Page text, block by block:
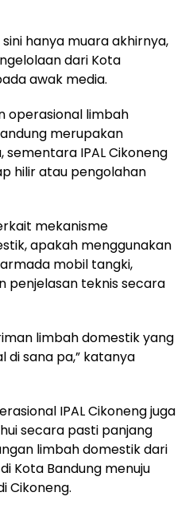
hanya muara akhirnya,
dari Kota
awak media.
operasional limbah
merupakan
sementara IPAL Cikoneng
hilir atau pengolahan
mekanisme
apakah menggunakan
mobil tangki,
penjelasan teknis secara
limbah domestik yang
di sana pa,” katanya
IPAL Cikoneng juga
secara pasti panjang
limbah domestik dari
Kota Bandung menuju
Cikoneng.